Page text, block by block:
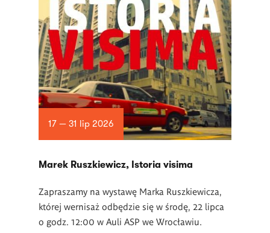
17 — 31 lip 2026
Marek Ruszkiewicz, Istoria visima
Zapraszamy na wystawę Marka Ruszkiewicza,
której wernisaż odbędzie się w środę, 22 lipca
o godz. 12:00 w Auli ASP we Wrocławiu.